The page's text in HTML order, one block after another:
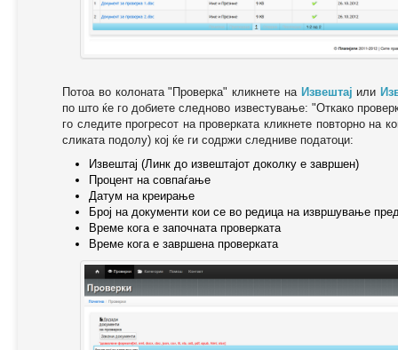
Потоа во колоната "Проверка" кликнете на Извештај или
по што ќе го добиете следново известување: "Oткако
го следите прогресот на проверката кликнете повторно на
сликата подолу) кој ќе ги содржи следниве податоци:
Извештај (Линк до извештајот доколку е завршен)
Процент на совпаѓање
Датум на креирање
Број на документи кои се во редица на извршување
Време кога е започната проверката
Време кога е завршена проверката